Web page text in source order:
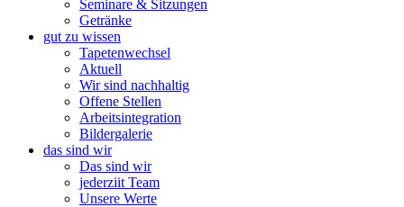
Seminare & Sitzungen
Getränke
gut zu wissen
Tapetenwechsel
Aktuell
Wir sind nachhaltig
Offene Stellen
Arbeitsintegration
Bildergalerie
das sind wir
Das sind wir
jederziit Team
Unsere Werte